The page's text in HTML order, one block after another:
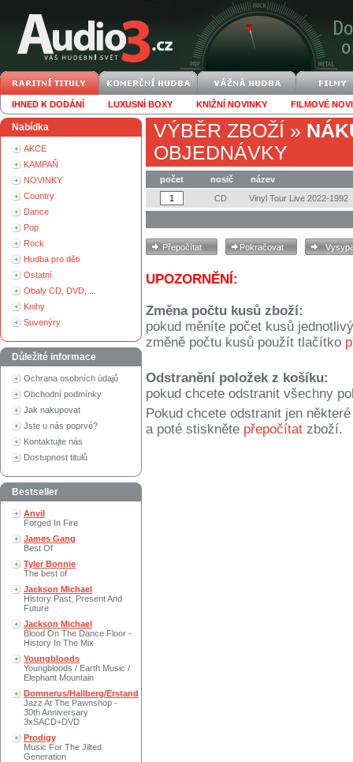
IHNED K DODÁNÍ LUXUSNÍ BOXY KNIŽNÍ NOVINKY FILMOVÉ
Nabídka
AKCE
KAMPAŇ
NOVINKY
Country
Dance
Pop
Rock
Hudba pro děti
Ostatní
Obaly CD, DVD, ...
Knihy
Suvenýry
Důležité informace
Ochrana osobních údajů
Obchodní podmínky
Jak nakupovat
Jste u nás poprvé?
Kontaktujte nás
Dostupnost titulů
Bestseller
Anvil
Forged In Fire
James Gang
Best Of
Tyler Bonnie
The best of
Jackson Michael
History Past, Present And
Future
Jackson Michael
Blood On The Dance Floor -
History In The Mix
Youngbloods
Youngbloods / Earth Music /
Elephant Mountain
Domnerus/Hallberg/Erstand
Jazz At The Pawnshop -
30th Anniversary
3xSACD+DVD
Prodigy
Music For The Jilted
Generation
VÝBĚR ZBOŽÍ »
OBJEDNÁVKY
počet nosič
název
CD
Vinyl Tour Live 2022-1992
UPOZORNĚNÍ:
Změna počtu kusů zboží:
pokud měníte počet kusů
změně počtu kusů použít tlačítko
Odstranění položek z košíku:
pokud chcete odstranit všechny
Pokud chcete odstranit jen
a poté stiskněte přepočítat zboží.